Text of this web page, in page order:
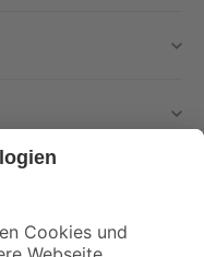
mehr verpassen!